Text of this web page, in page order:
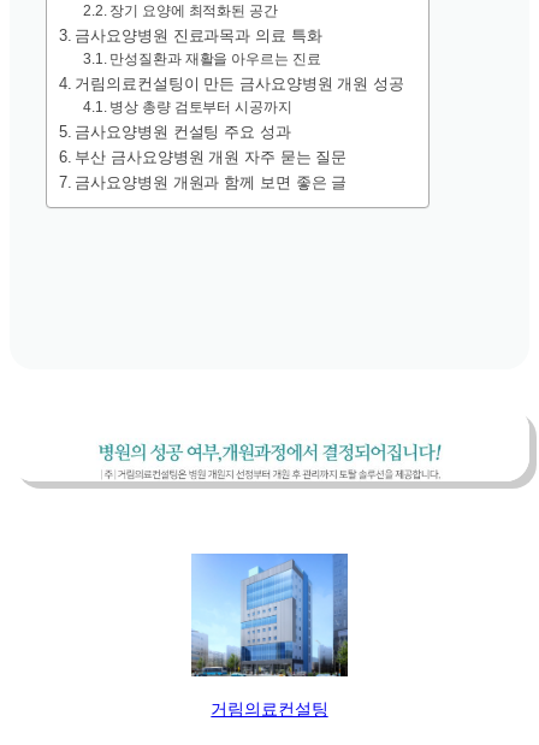
장기 요양에 최적화된 공간
금사요양병원 진료과목과 의료 특화
만성질환과 재활을 아우르는 진료
거림의료컨설팅이 만든 금사요양병원 개원 성공
병상 총량 검토부터 시공까지
금사요양병원 컨설팅 주요 성과
부산 금사요양병원 개원 자주 묻는 질문
금사요양병원 개원과 함께 보면 좋은 글
거림의료컨설팅